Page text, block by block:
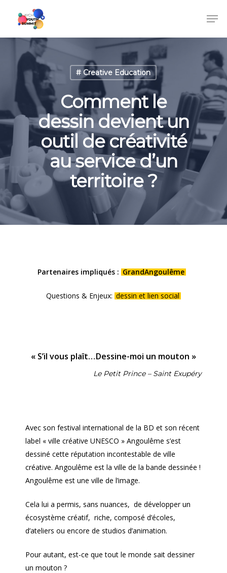
# Creative Education
Comment le
dessin devient un
outil de créativité
au service d’un
territoire ?
Partenaires impliqués : GrandAngoulême
Questions & Enjeux: dessin et lien social
« S’il vous plaît…Dessine-moi un mouton »
Le Petit Prince – Saint Exupéry
Avec son festival international de la BD et son récent
label « ville créative UNESCO » Angoulême s’est
dessiné cette réputation incontestable de ville
créative. Angoulême est la ville de la bande dessinée !
Angoulême est une ville de l’image.
Cela lui a permis, sans nuances, de développer un
écosystème créatif, riche, composé d’écoles,
d’ateliers ou encore de studios d’animation.
Pour autant, est-ce que tout le monde sait dessiner
un mouton ?